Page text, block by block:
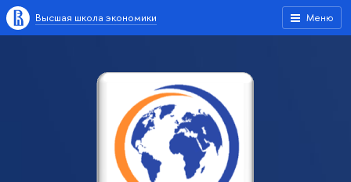
Меню
Высшая школа экономики